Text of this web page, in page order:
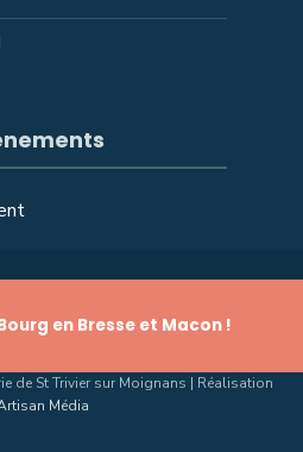
en Bresse et Macon !
de St Trivier sur Moignans | Réalisation
Média